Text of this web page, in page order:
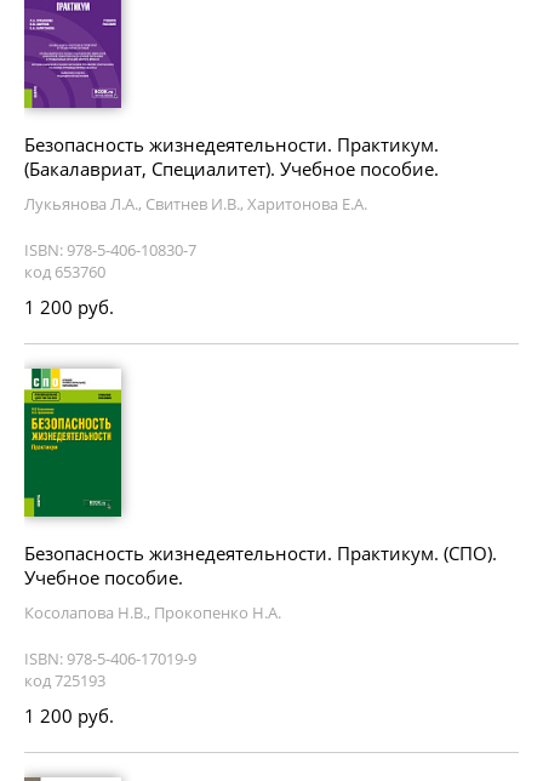
Безопасность жизнедеятельности. Практикум.
(Бакалавриат, Специалитет). Учебное пособие.
Лукьянова Л.А., Свитнев И.В., Харитонова Е.А.
ISBN: 978-5-406-10830-7
код 653760
1 200 руб.
Безопасность жизнедеятельности. Практикум. (СПО).
Учебное пособие.
Косолапова Н.В., Прокопенко Н.А.
ISBN: 978-5-406-17019-9
код 725193
1 200 руб.